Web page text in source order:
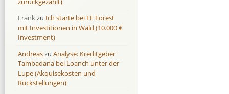
HeavyFinance
IUVO Group
-32,2 %
Lenndy
-314,6 %
Moncera
8,0 %
Monestro
9,1 %
Neo Finance
HeavyFinance
IUVO Group
-55,0 %
Lenndy
146,5 %
Moncera
11,1 %
Monestro
>1000%
Neo Finance
Frankzu Ich starte bei FF Forest
mit Investitionen in Wald (10.000 €
Investment)
Andreaszu Analyse: Kreditgeber
Tambadana bei Loanch unter der
Lupe (Akquisekosten und
Rückstellungen)